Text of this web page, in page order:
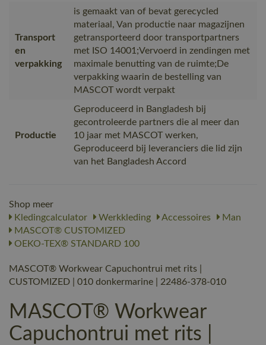
Transport
en
verpakking
is gemaakt van of bevat gerecycled
materiaal, Van productie naar magazijnen
getransporteerd door transportpartners
met ISO 14001;Vervoerd in zendingen met
maximale benutting van de ruimte;De
verpakking waarin de bestelling van
MASCOT wordt verpakt
Productie
Geproduceerd in Bangladesh bij
gecontroleerde partners die al meer dan
10 jaar met MASCOT werken,
Geproduceerd bij leveranciers die lid zijn
van het Bangladesh Accord
Shop meer
Kledingcalculator
Werkkleding Accessoires
Man
MASCOT® CUSTOMIZED
OEKO-TEX® STANDARD 100
MASCOT® Workwear Capuchontrui met rits |
CUSTOMIZED | 010 donkermarine | 22486-378-010
MASCOT® Workwear
Capuchontrui met rits |